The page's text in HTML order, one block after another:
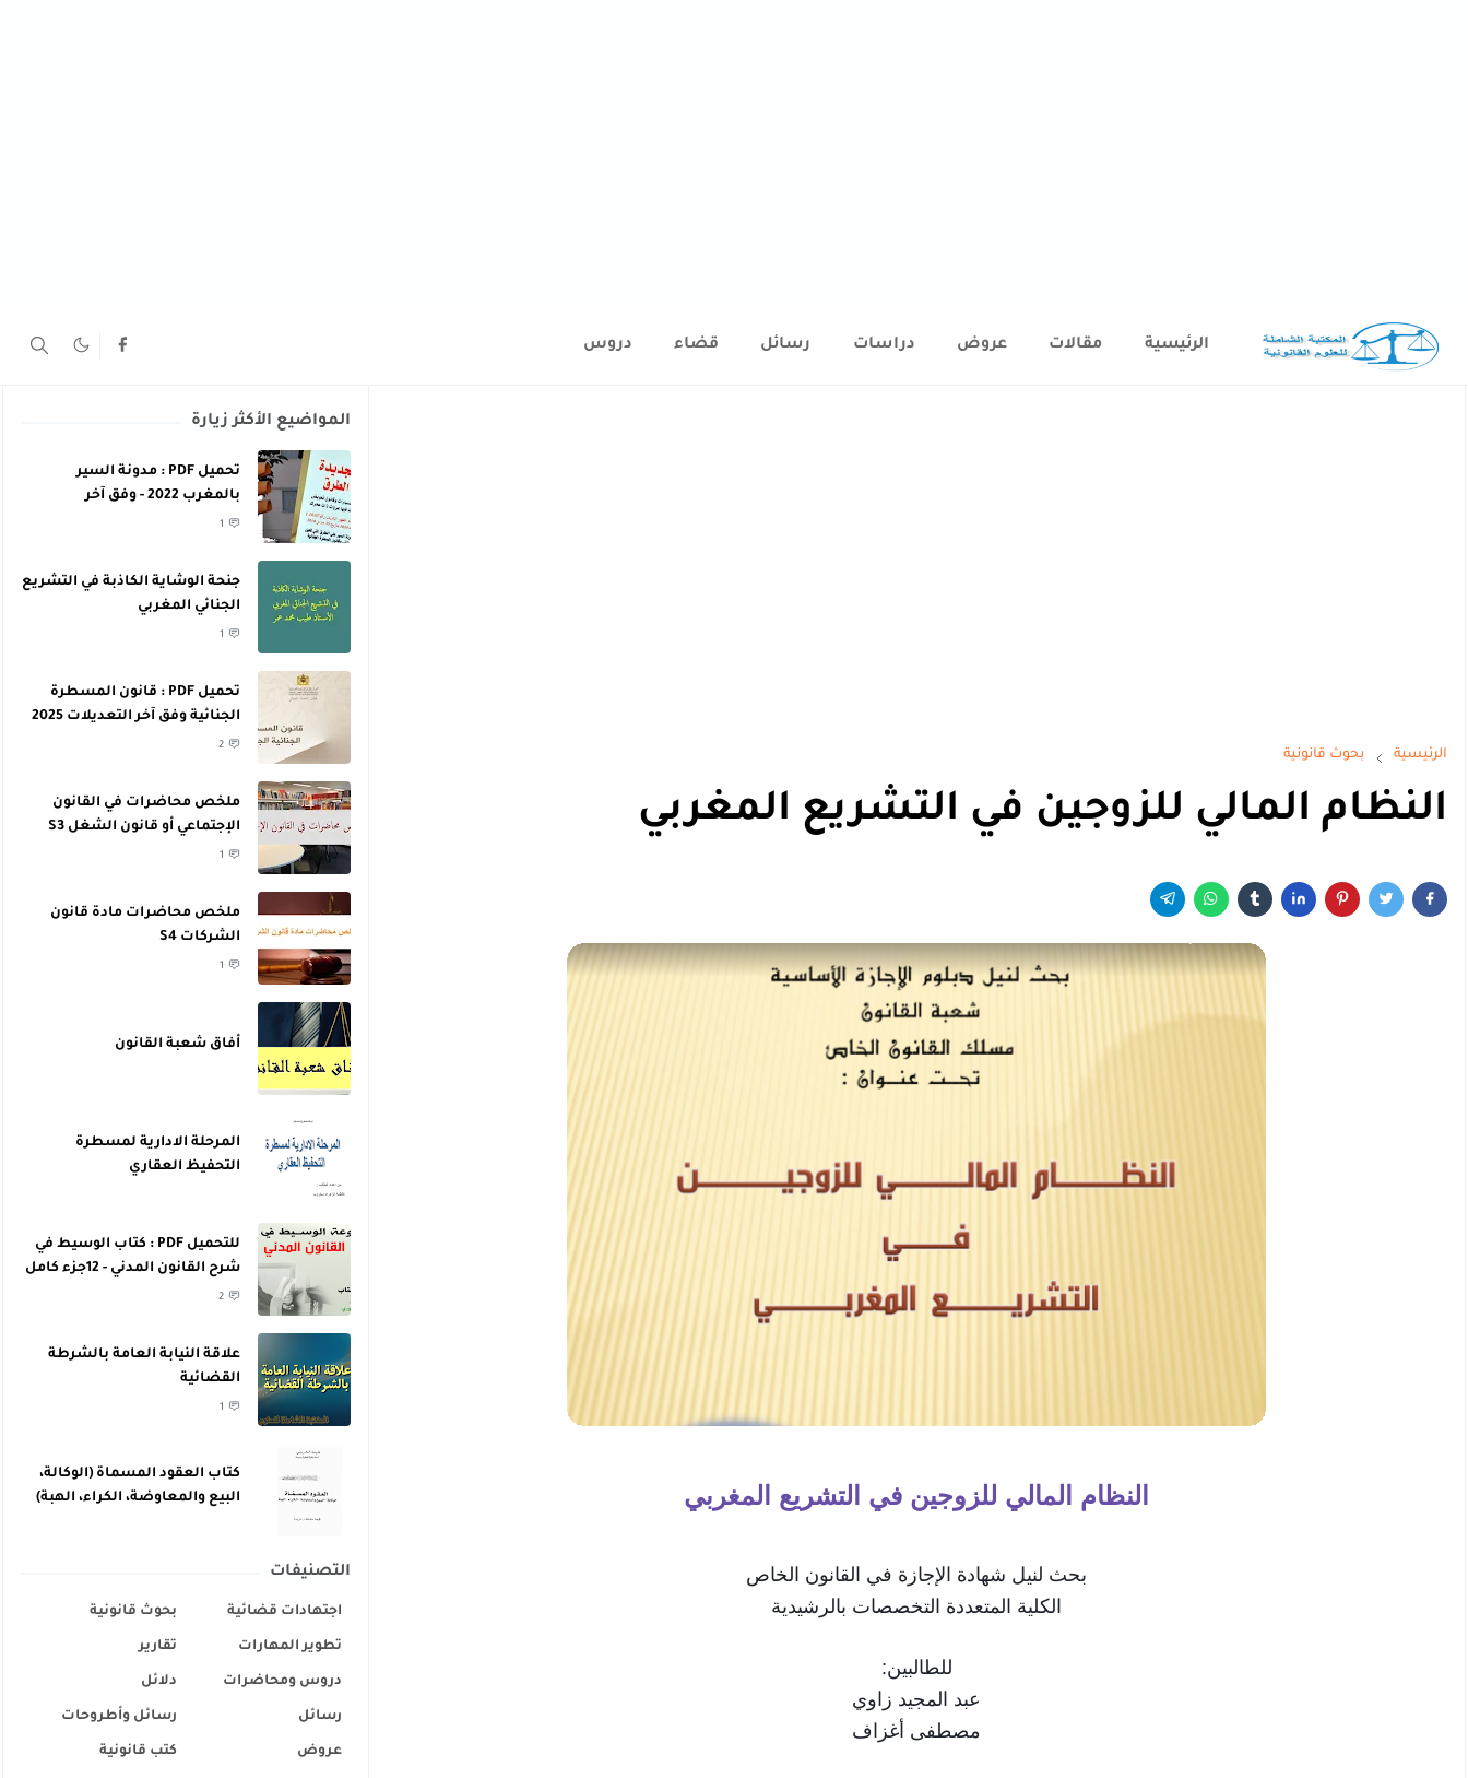
الرئيسية مقالات عروض دراسات رسائل قضاء دروس
الرئيسية بحوث قانونية
النظام المالي للزوجين في التشريع المغربي
النظام المالي للزوجين في التشريع المغربي
بحث لنيل شهادة الإجازة في القانون الخاص
الكلية المتعددة التخصصات بالرشيدية
للطالبين:
عبد المجيد زاوي
مصطفى أغزاف
المواضيع الأكثر زيارة
تحميل PDF : مدونة السير
بالمغرب 2022 - وفق آخر
التعديلات
1
جنحة الوشاية الكاذبة في التشريع
الجنائي المغربي
1
تحميل PDF : قانون المسطرة
الجنائية وفق آخر التعديلات 2025
2
ملخص محاضرات في القانون
الإجتماعي أو قانون الشغل S3
1
ملخص محاضرات مادة قانون
الشركات S4
1
أفاق شعبة القانون
المرحلة الادارية لمسطرة
التحفيظ العقاري
للتحميل PDF : كتاب الوسيط في
شرح القانون المدني - 12جزء كامل
- للدكتور عبد الرازق السنهوري
2
علاقة النيابة العامة بالشرطة
القضائية
1
كتاب العقود المسماة (الوكالة،
البيع والمعاوضة، الكراء، الهبة)
التصنيفات
اجتهادات قضائية بحوث قانونية
تطوير المهارات تقارير
دروس ومحاضرات دلائل
رسائل رسائل وأطروحات
عروض كتب قانونية